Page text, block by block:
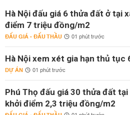
Hà Nội đấu giá 6 thửa đất ở tại
điểm 7 triệu đồng/m2
ĐẤU GIÁ - ĐẤU THẦU 01 phút trước
Hà Nội xem xét gia hạn thủ tục
DỰ ÁN 01 phút trước
Phú Thọ đấu giá 30 thửa đất tại
khởi điểm 2,3 triệu đồng/m2